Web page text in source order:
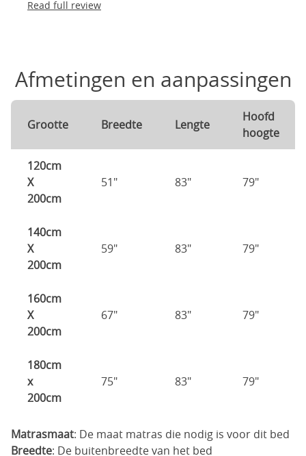
Read full review
Afmetingen en aanpassingen
Grootte Breedte Lengte
Hoofd
hoogte
120cm
X
200cm
51" 83" 79"
140cm
X
200cm
59" 83" 79"
160cm
X
200cm
67" 83" 79"
180cm
x
200cm
75" 83" 79"
Matrasmaat: De maat matras die nodig is voor dit bed
Breedte: De buitenbreedte van het bed